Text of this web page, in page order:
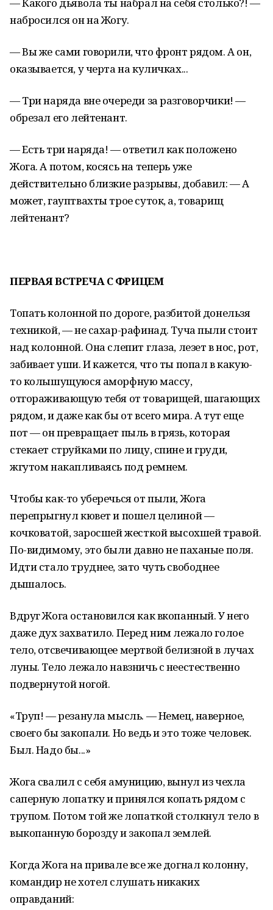
набросился он на Жогу.
— Вы же сами говорили, что фронт рядом. А он,
оказывается, у черта на куличках...
— Три наряда вне очереди за разговорчики! —
обрезал его лейтенант.
— Есть три наряда! — ответил как положено
Жога. А потом, косясь на теперь уже
действительно близкие разрывы, добавил: — А
может, гауптвахты трое суток, а, товарищ
лейтенант?
ПЕРВАЯ ВСТРЕЧА С ФРИЦЕМ
Топать колонной по дороге, разбитой донельзя
техникой, — не сахар-рафинад. Туча пыли стоит
над колонной. Она слепит глаза, лезет в нос, рот,
забивает уши. И кажется, что ты попал в какую-
то колышущуюся аморфную массу,
отгораживающую тебя от товарищей, шагающих
рядом, и даже как бы от всего мира. А тут еще
пот — он превращает пыль в грязь, которая
стекает струйками по лицу, спине и груди,
жгутом накапливаясь под ремнем.
Чтобы как-то уберечься от пыли, Жога
перепрыгнул кювет и пошел целиной —
кочковатой, заросшей жесткой высохшей травой.
По-видимому, это были давно не паханые поля.
Идти стало труднее, зато чуть свободнее
дышалось.
Вдруг Жога остановился как вкопанный. У него
даже дух захватило. Перед ним лежало голое
тело, отсвечивающее мертвой белизной в лучах
луны. Тело лежало навзничь с неестественно
подвернутой ногой.
«Труп! — резанула мысль. — Немец, наверное,
своего бы закопали. Но ведь и это тоже человек.
Был. Надо бы...»
Жога свалил с себя амуницию, вынул из чехла
саперную лопатку и принялся копать рядом с
трупом. Потом той же лопаткой столкнул тело в
выкопанную борозду и закопал землей.
Когда Жога на привале все же догнал колонну,
командир не хотел слушать никаких
оправданий: